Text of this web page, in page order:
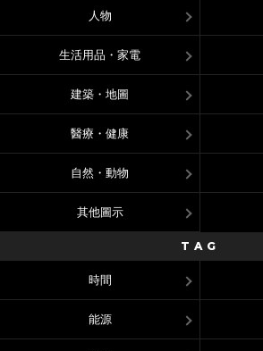
人物
生活用品・家電
建築・地圖
醫療・健康
自然・動物
其他圖示
TAG
時間
能源